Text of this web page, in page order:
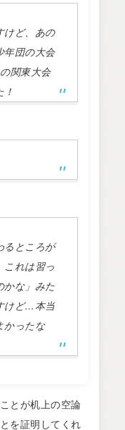
けど、あの
年団の大会
関東大会
るところが
これは習っ
かな」みた
けど…本当
かったな
とが机上の空論
を証明してくれ